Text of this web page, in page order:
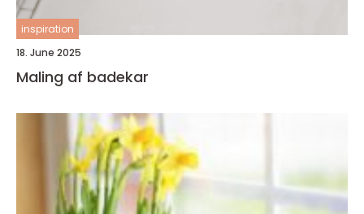
inspiration
18. June 2025
Maling af badekar